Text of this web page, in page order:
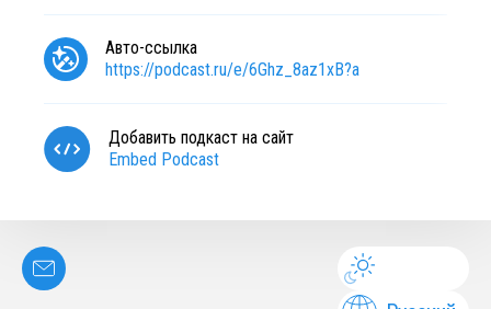
Авто-ссылка
https://podcast.ru/e/6Ghz_8az1xB?a
Добавить подкаст на сайт
Embed Podcast